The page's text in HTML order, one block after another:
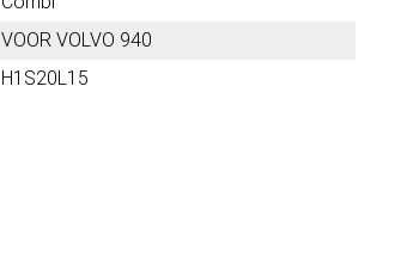
VOOR VOLVO 940
H1S20L15